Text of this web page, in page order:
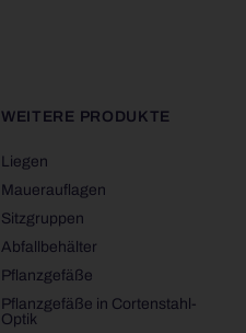
WEITERE PRODUKTE
Liegen
Mauerauflagen
Sitzgruppen
Abfallbehälter
Pflanzgefäße
Pflanzgefäße in Cortenstahl-
Optik